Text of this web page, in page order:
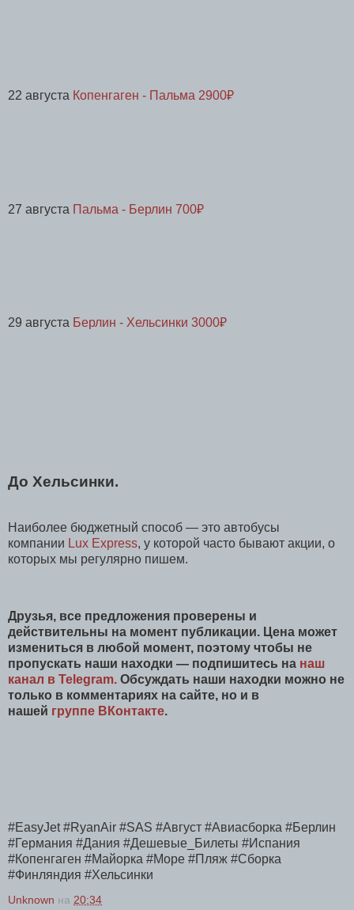
22 августа Копенгаген - Пальма 2900₽
27 августа Пальма - Берлин 700₽
29 августа Берлин - Хельсинки 3000₽
До Хельсинки.
Наиболее бюджетный способ — это автобусы
компании Lux Express, у которой часто бывают акции, о
которых мы регулярно пишем.
Друзья, все предложения проверены и
действительны на момент публикации. Цена может
измениться в любой момент, поэтому чтобы не
пропускать наши находки — подпишитесь на наш
канал в Telegram. Обсуждать наши находки можно не
только в комментариях на сайте, но и в
нашей группе ВКонтакте.
#EasyJet #RyanAir #SAS #Август #Авиасборка #Берлин
#Германия #Дания #Дешевые_Билеты #Испания
#Копенгаген #Майорка #Море #Пляж #Сборка
#Финляндия #Хельсинки
Unknown на 20:34